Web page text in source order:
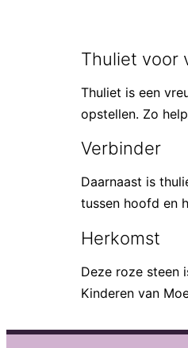
Thuliet voor
Thuliet is een
opstellen. Zo
Verbinder
Daarnaast is
tussen hoofd en
Herkomst
Deze roze steen
Kinderen van